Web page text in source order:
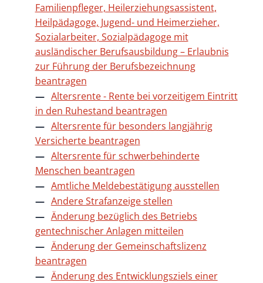
Familienpfleger, Heilerziehungsassistent,
Heilpädagoge, Jugend- und Heimerzieher,
Sozialarbeiter, Sozialpädagoge mit
ausländischer Berufsausbildung – Erlaubnis
zur Führung der Berufsbezeichnung
beantragen
Altersrente - Rente bei vorzeitigem Eintritt
in den Ruhestand beantragen
Altersrente für besonders langjährig
Versicherte beantragen
Altersrente für schwerbehinderte
Menschen beantragen
Amtliche Meldebestätigung ausstellen
Andere Strafanzeige stellen
Änderung bezüglich des Betriebs
gentechnischer Anlagen mitteilen
Änderung der Gemeinschaftslizenz
beantragen
Änderung des Entwicklungsziels einer